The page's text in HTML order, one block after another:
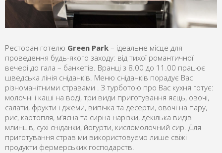
Ресторан готелю Green Park – ідеальне місце для
проведення будь-якого заходу: від тихої романтичної
вечері до гала – банкетів. Вранці з 8.00 до 11.00 працює
шведська лінія сніданків. Меню сніданків порадує Вас
різноманітними стравами . З турботою про Вас кухня готує:
молочні і каші на воді, три види приготування яєць, овочі,
салати, фрукти і джеми, випічка та десерти, овочі на пару,
рис, картопля, м‘ясна та сирна нарізки, декілька видів
млинців, сухі сніданки, йогурти, кисломолочний сир. Для
приготування страв ми використовуємо лише свіжі
продукти фермерських господарств.